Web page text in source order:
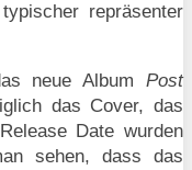
repräsenter
neue Album Post
das Cover, das
Date wurden
sehen, dass das